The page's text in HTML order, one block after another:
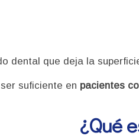
dental que deja la
suficiente en pacientes
¿Qué